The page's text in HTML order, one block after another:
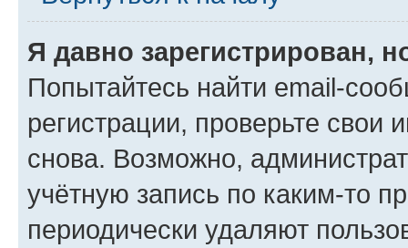
Я давно зарегистрирован,
Попытайтесь найти email-
регистрации, проверьте свои
снова. Возможно,
учётную запись по каким-то
периодически удаляют